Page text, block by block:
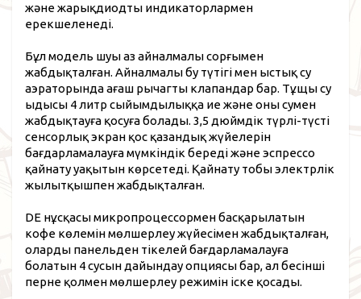
және жарықдиодты индикаторлармен
ерекшеленеді.
Бұл модель шуы аз айналмалы сорғымен
жабдықталған. Айналмалы бу түтігі мен ыстық су
аэраторында ағаш рычагты клапандар бар. Тұщы су
ыдысы 4 литр сыйымдылыққа ие және оны сумен
жабдықтауға қосуға болады. 3,5 дюймдік түрлі-түсті
сенсорлық экран қос қазандық жүйелерін
бағдарламалауға мүмкіндік береді және эспрессо
қайнату уақытын көрсетеді. Қайнату тобы электрлік
жылытқышпен жабдықталған.
DE нұсқасы микропроцессормен басқарылатын
кофе көлемін мөлшерлеу жүйесімен жабдықталған,
оларды панельден тікелей бағдарламалауға
болатын 4 сусын дайындау опциясы бар, ал бесінші
перне қолмен мөлшерлеу режимін іске қосады.